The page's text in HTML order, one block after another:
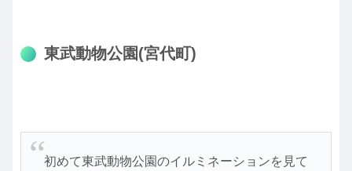
東武動物公園(宮代町)
初めて東武動物公園のイルミネーションを見て